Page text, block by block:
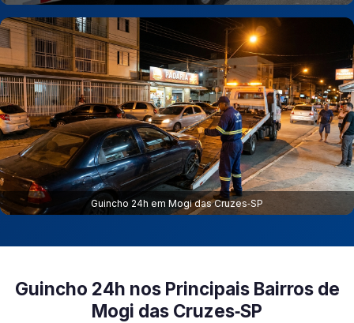
Guincho 24h em Mogi das Cruzes‑SP
Guincho 24h nos Principais Bairros de
Mogi das Cruzes‑SP